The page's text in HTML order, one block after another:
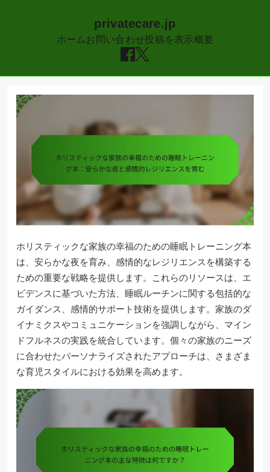
privatecare.jp
ホーム お問い合わせ投稿を表示概要
content
ホリスティックな家族の幸福のための睡眠トレーニング本
は、安らかな夜を育み、感情的なレジリエンスを構築する
ための重要な戦略を提供します。これらのリソースは、エ
ビデンスに基づいた方法、睡眠ルーチンに関する包括的な
ガイダンス、感情的サポート技術を提供します。家族のダ
イナミクスやコミュニケーションを強調しながら、マイン
ドフルネスの実践を統合しています。個々の家族のニーズ
に合わせたパーソナライズされたアプローチは、さまざま
な育児スタイルにおける効果を高めます。